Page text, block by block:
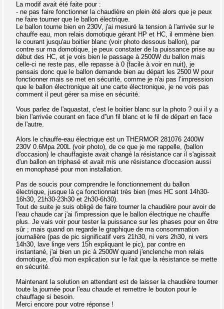
La modif avait été faite pour :
- ne pas faire fonctionner la chaudière en plein été alors que je peux
ne faire tourner que le ballon électrique.
Le ballon tourne bien en 230V, j'ai mesuré la tension à l'arrivée sur le
chauffe eau, mon relais domotique gérant HP et HC, il emmène bien
le courant jusqu'au boitier blanc (voir photo dessous ballon), par
contre sur ma domotique, je peux constater de la puissance prise au
début des HC, et je vois bien le passage à 2500W du ballon mais
celle-ci ne reste pas, elle repasse à 0 (facile à voir en nuit), je
pensais donc que le ballon demande bien au départ les 2500 W pour
fonctionner mais se met en sécurité, comme je n'ai pas l’impression
que le ballon électronique ait une carte électronique, je ne vois pas
comment il peut gérer sa mise en sécurité.
Vous parlez de l'aquastat, c'est le boitier blanc sur la photo ? oui il y a
bien l'arrivée courant en face d''un fil blanc et le fil de départ en face
de l'autre.
Alors le chauffe-eau électrique est un THERMOR 281076 2400W
230V 0.6Mpa 200L (voir photo), de ce que je me rappelle, (ballon
d'occasion) le chauffagiste avait changé la résistance car il s'agissait
d'un ballon en triphasé et avait mis une résistance d'occasion aussi
en monophasé pour mon installation.
Pas de soucis pour comprendre le fonctionnement du ballon
électrique, jusque là ça fonctionnait très bien (mes HC sont 14h30-
16h30, 21h30-23h30 et 2h30-6h30).
Tout de suite je suis obligé de faire tourner la chaudière pour avoir de
l'eau chaude car j'ai l'impression que le ballon électrique ne chauffe
plus. Je vais voir pour tester la puissance sur les phases pour en être
sûr ; mais quand on regarde le graphique de ma consommation
journalière (pas de pic significatif vers 21h30, ni vers 2h30, ni vers
14h30, lave linge vers 15h expliquant le pic), par contre en
instantané, j'ai bien un pic à 2500W quand j'enclenche mon relais
domotique, d'où mon explication sur le fait que la résistance se mette
en sécurité.
Maintenant la solution en attendant est de laisser la chaudière tourner
toute la journée pour l'eau chaude et remettre le bouton pour le
chauffage si besoin.
Merci encore pour votre réponse !